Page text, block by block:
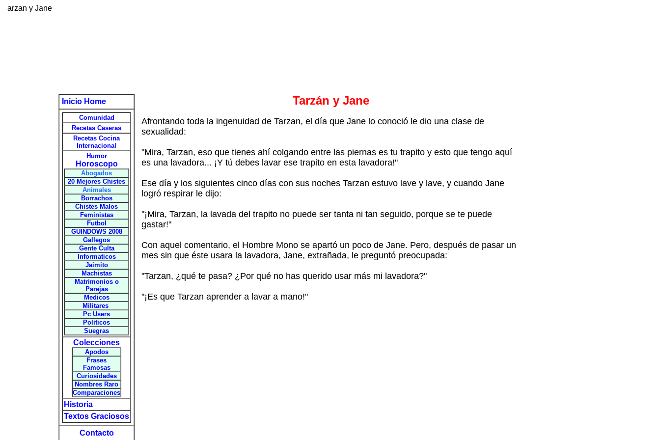
arzan y Jane
Inicio Home
Comunidad
Recetas Caseras
Recetas Cocina
Internacional
Humor
Horoscopo
Abogados
20 Mejores Chistes
Animales
Borrachos
Chistes Malos
Feministas
Futbol
GUINDOWS 2008
Gallegos
Gente Culta
Informaticos
Jaimito
Machistas
Matrimonios o
Parejas
Medicos
Militares
Pc Users
Politicos
Suegras
Colecciones
Apodos
Frases
Famosas
Curiosidades
Nombres Raro
Comparaciones
Historia
Textos Graciosos
Contacto
Tarzán y Jane
Afrontando toda la ingenuidad de Tarzan, el día que Jane lo conoció le dio una clase de
sexualidad:
"Mira, Tarzan, eso que tienes ahí colgando entre las piernas es tu trapito y esto que tengo aquí
es una lavadora... ¡Y tú debes lavar ese trapito en esta lavadora!"
Ese día y los siguientes cinco días con sus noches Tarzan estuvo lave y lave, y cuando Jane
logró respirar le dijo:
"¡Mira, Tarzan, la lavada del trapito no puede ser tanta ni tan seguido, porque se te puede
gastar!"
Con aquel comentario, el Hombre Mono se apartó un poco de Jane. Pero, después de pasar un
mes sin que éste usara la lavadora, Jane, extrañada, le preguntó preocupada:
"Tarzan, ¿qué te pasa? ¿Por qué no has querido usar más mi lavadora?"
"¡Es que Tarzan aprender a lavar a mano!"